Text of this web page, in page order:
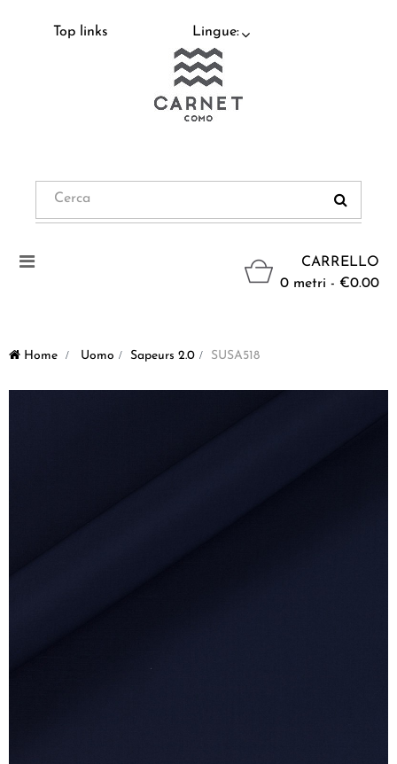
Top links Lingue:
CARRELLO
0 metri - €0.00
Navigazione
Home > Uomo > Sapeurs 2.0 > SUSA518